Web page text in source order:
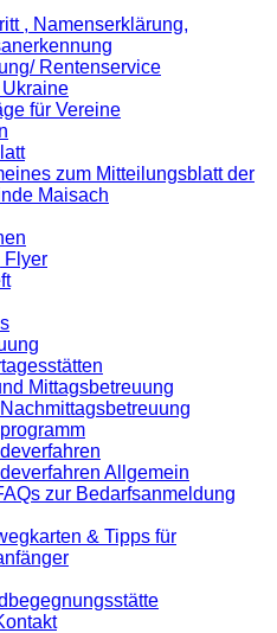
, Namenserklärung,
Rentenservice
für Vereine
zum Mitteilungsblatt der
Maisach
Flyer
Mittagsbetreuung
Allgemein
zur Bedarfsanmeldung
& Tipps für